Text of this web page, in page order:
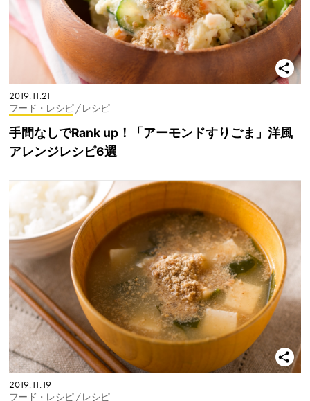
2019.11.21
フード・レシピ / レシピ
手間なしでRank up！「アーモンドすりごま」洋風
アレンジレシピ6選
2019.11.19
フード・レシピ / レシピ